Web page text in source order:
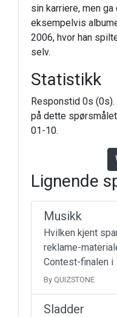
sin karriere, men
eksempelvis
2006, hvor han
selv.
Statistikk
Responstid 0s
på dette
01-10.
Lignende
Musikk
Hvilken kjent
reklame-
Contest-finalen i
By QUIZSTONE
Sladder